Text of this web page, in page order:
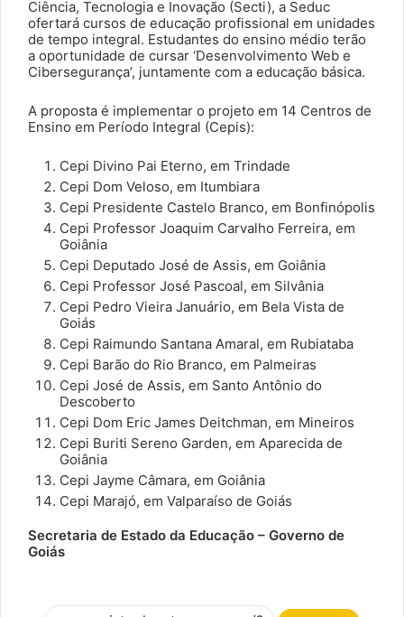
Ciência, Tecnologia e Inovação (Secti), a Seduc
ofertará cursos de educação profissional em unidades
de tempo integral. Estudantes do ensino médio terão
a oportunidade de cursar ‘Desenvolvimento Web e
Cibersegurança’, juntamente com a educação básica.
A proposta é implementar o projeto em 14 Centros de
Ensino em Período Integral (Cepis):
Cepi Divino Pai Eterno, em Trindade
Cepi Dom Veloso, em Itumbiara
Cepi Presidente Castelo Branco, em Bonfinópolis
Cepi Professor Joaquim Carvalho Ferreira, em
Goiânia
Cepi Deputado José de Assis, em Goiânia
Cepi Professor José Pascoal, em Silvânia
Cepi Pedro Vieira Januário, em Bela Vista de
Goiás
Cepi Raimundo Santana Amaral, em Rubiataba
Cepi Barão do Rio Branco, em Palmeiras
Cepi José de Assis, em Santo Antônio do
Descoberto
Cepi Dom Eric James Deitchman, em Mineiros
Cepi Buriti Sereno Garden, em Aparecida de
Goiânia
Cepi Jayme Câmara, em Goiânia
Cepi Marajó, em Valparaíso de Goiás
Secretaria de Estado da Educação – Governo de
Goiás